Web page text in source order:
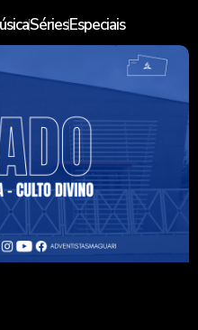
SériesEspeciais